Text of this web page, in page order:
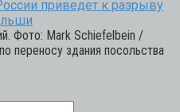
приведет к разрыву
Фото: Mark Schiefelbein /
переносу здания посольства